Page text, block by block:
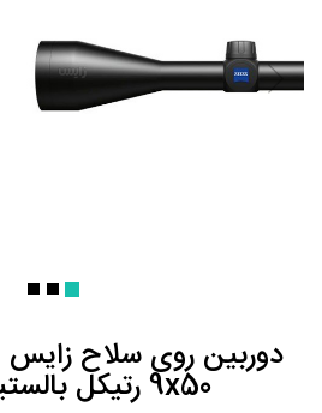
9x50 رتیکل بالستیکی RZ6